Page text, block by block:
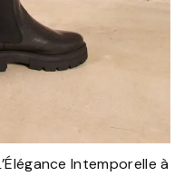
Intemporelle à